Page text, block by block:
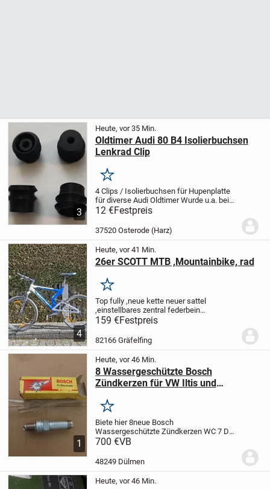
3
Heute, vor 35 Min.
Oldtimer Audi 80 B4 Isolierbuchsen
Lenkrad Clip
Merken
4 Clips / Isolierbuchsen für Hupenplatte
für diverse Audi OldtimerWurde u.a. bei
Audi 80 B4 Bj. 1993 verbaut. Passt aber
auch bei anderen Typen!
Audi - Teile-Nr. 321419779A (ca....
12 €Festpreis
37520 Osterode (Harz)
4
Heute, vor 41 Min.
26er SCOTT MTB ,Mountainbike, rad
Merken
Top fully ,neue kette neuer sattel
,einstellbares zentral federbein
teleskopgabel etc
Garantie und Rücknahme Abholung in
gräfelfing nähe s-bahnhof Paypal kein
159 €Festpreis
82166 Gräfelfing
1
Heute, vor 46 Min.
8 Wassergeschützte Bosch
Zündkerzen für VW Iltis und
Merken
Biete hier 8neue Bosch
Wassergeschützte Zündkerzen WC 7 D
an,NP Stück 162,40€ + MwSt. Zündkerzen
Passend auch für Mercedes Unimog 404
700 €VB
48249 Dülmen
Heute, vor 46 Min.